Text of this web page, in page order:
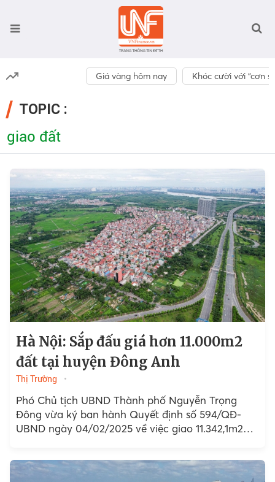
Giá vàng hôm nay Khóc cười với “cơn
TOPIC :
giao đất
Hà Nội: Sắp đấu giá hơn 11.000m2
đất tại huyện Đông Anh
Thị Trường
Phó Chủ tịch UBND Thành phố Nguyễn Trọng
Đông vừa ký ban hành Quyết định số 594/QĐ-
UBND ngày 04/02/2025 về việc giao 11.342,1m2